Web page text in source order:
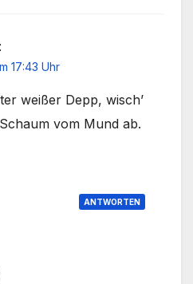
17:43 Uhr
weißer Depp, wisch’
vom Mund ab.
ANTWORTEN